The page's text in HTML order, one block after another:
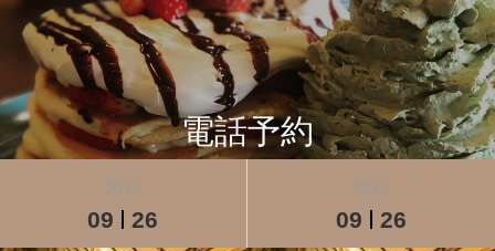
電話予約
2019
09 26
2019
09 26